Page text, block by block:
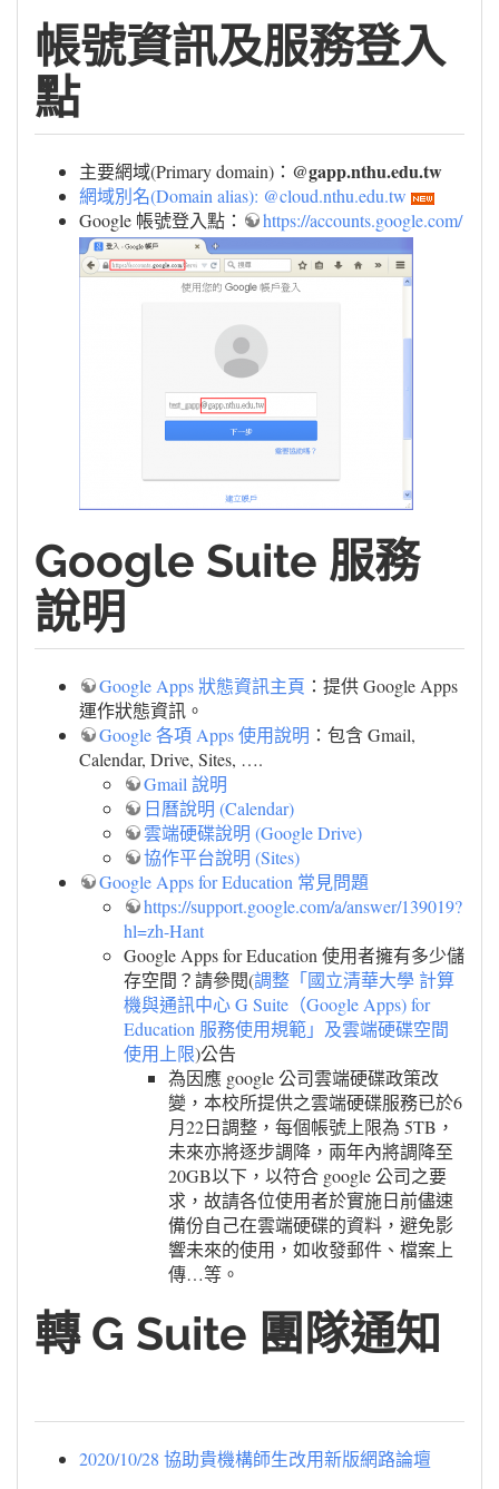
帳號資訊及服務登入
點
主要網域(Primary domain)： @gapp.nthu.edu.tw
網域別名(Domain alias): @cloud.nthu.edu.tw
Google 帳號登入點：
https://accounts.google.com/
Google Suite 服務
說明
Google Apps 狀態資訊主頁 ：提供 Google Apps
運作狀態資訊。
Google 各項 Apps 使用說明 ：包含 Gmail,
Calendar, Drive, Sites, ….
Gmail 說明
日曆說明 (Calendar)
雲端硬碟說明 (Google Drive)
協作平台說明 (Sites)
Google Apps for Education 常見問題
https://support.google.com/a/answer/139019?
hl=zh-Hant
Google Apps for Education 使用者擁有多少儲
存空間？請參閱(調整「國立清華大學 計算
機與通訊中心 G Suite（Google Apps) for
Education 服務使用規範」及雲端硬碟空間
使用上限)公告
為因應 google 公司雲端硬碟政策改
變，本校所提供之雲端硬碟服務已於6
月22日調整，每個帳號上限為 5TB，
未來亦將逐步調降，兩年內將調降至
20GB以下，以符合 google 公司之要
求，故請各位使用者於實施日前儘速
備份自己在雲端硬碟的資料，避免影
響未來的使用，如收發郵件、檔案上
傳…等。
轉 G Suite 團隊通知
2020/10/28 協助貴機構師生改用新版網路論壇